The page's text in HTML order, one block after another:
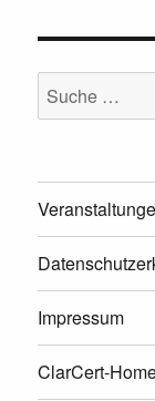
Suche
nach:
Impressum
ClarCert-